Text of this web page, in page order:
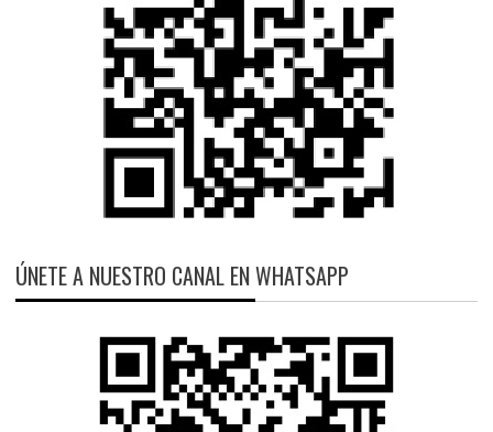
ÚNETE A NUESTRO CANAL EN WHATSAPP